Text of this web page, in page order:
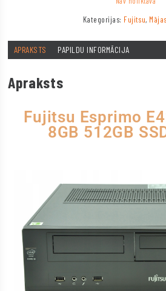
Kategorijas: Fujitsu,
APRAKSTS PAPILDU INFORMĀCIJA
Apraksts
Fujitsu Esprimo
8GB 512GB